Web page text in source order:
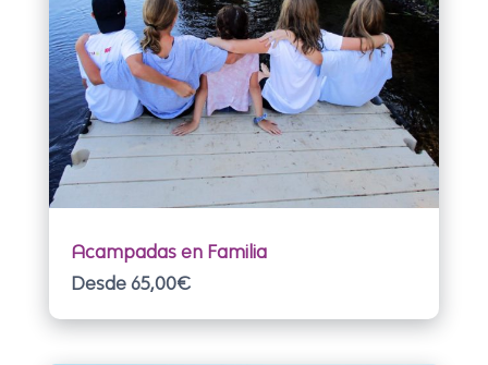
Acampadas en Familia
Desde 65,00€